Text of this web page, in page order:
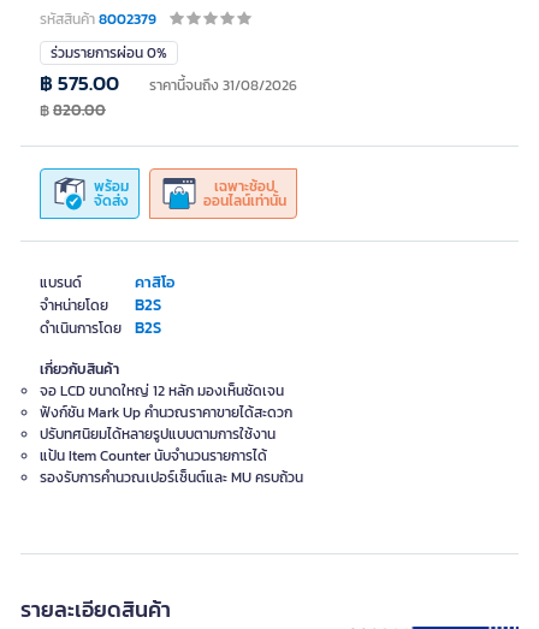
รหัสสินค้า8002379
แบรนด์ คาสิโอ
จำหน่ายโดย B2S
ดำเนินการโดย B2S
ร่วมรายการผ่อน 0%
พร้อม
จัดส่ง
เฉพาะช้อป
ออนไลน์เท่านั้น
฿ 575.00 ราคานี้จนถึง 31/08/2026
฿820.00
เกี่ยวกับสินค้า
จอ LCD ขนาดใหญ่ 12 หลัก มองเห็นชัดเจน
ฟังก์ชัน Mark Up คำนวณราคาขายได้สะดวก
ปรับทศนิยมได้หลายรูปแบบตามการใช้งาน
แป้น Item Counter นับจำนวนรายการได้
รองรับการคำนวณเปอร์เซ็นต์และ MU ครบถ้วน
รายละเอียดสินค้า